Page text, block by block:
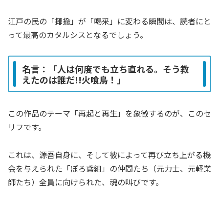
江戸の民の「揶揄」が「喝采」に変わる瞬間は、読者にと
って最高のカタルシスとなるでしょう。
名言：「人は何度でも立ち直れる。そう教
えたのは誰だ!!火喰鳥！」
この作品のテーマ「再起と再生」を象徴するのが、このセ
リフです。
これは、源吾自身に、そして彼によって再び立ち上がる機
会を与えられた「ぼろ鳶組」の仲間たち（元力士、元軽業
師たち）全員に向けられた、魂の叫びです。